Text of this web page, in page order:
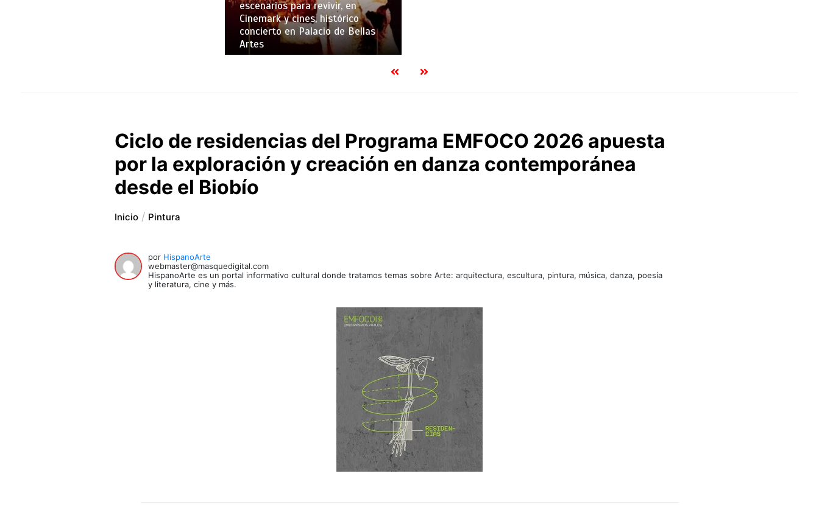
escenarios para revivir, en
Cinemark y cines, histórico
concierto en Palacio de Bellas
Artes
Ciclo de residencias del Programa EMFOCO 2026 apuesta
por la exploración y creación en danza contemporánea
desde el Biobío
Inicio Pintura
por HispanoArte
webmaster@masquedigital.com
HispanoArte es un portal informativo cultural donde tratamos temas sobre Arte: arquitectura, escultura, pintura, música, danza, poesía
y literatura, cine y más.